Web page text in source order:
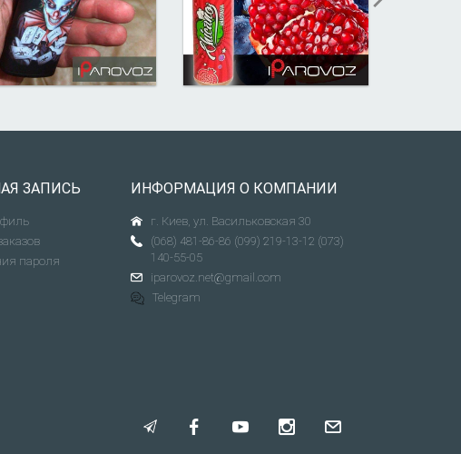
ЗАПИСЬ
пароля
ИНФОРМАЦИЯ О КОМПАНИИ
г. Киев, ул. Васильковская 30
(068) 481-86-86 (099) 219-13-12 (073)
140-55-05
iparovoz.net@gmail.com
Telegram